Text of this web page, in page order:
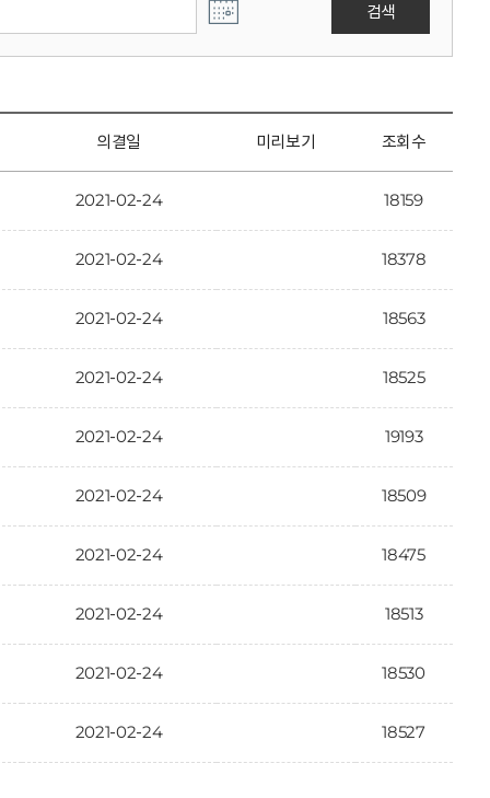
검색
의결일 미리보기 조회수
2021-02-24 18159
2021-02-24 18378
2021-02-24 18563
2021-02-24 18525
2021-02-24 19193
2021-02-24 18509
2021-02-24 18475
2021-02-24 18513
2021-02-24 18530
2021-02-24 18527